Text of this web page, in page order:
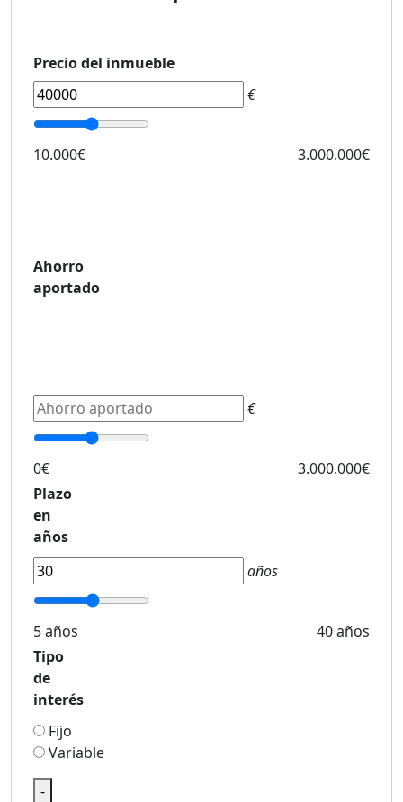
Precio del inmueble
€
10.000€ 3.000.000€
Ahorro
aportado
€
0€
3.000.000€
Plazo
en
años
años
5 años
40 años
Tipo
de
interés
Fijo
Variable
-